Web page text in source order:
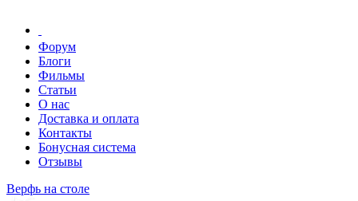
Форум
Блоги
Фильмы
Статьи
О нас
Доставка и оплата
Контакты
Бонусная система
Отзывы
Верфь на столе